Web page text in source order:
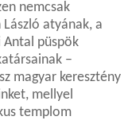
nemcsak
atyának, a
Antal püspök
–
magyar keresztény
mellyel
templom